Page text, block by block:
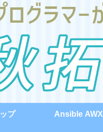
プ Ansible AWX